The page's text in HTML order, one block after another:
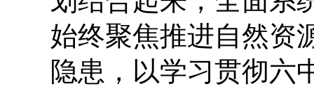
始终聚焦推进自然资
隐患，以学习贯彻六